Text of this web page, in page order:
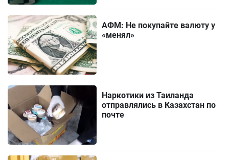
АФМ: Не покупайте валюту у
«менял»
Наркотики из Таиланда
отправлялись в Казахстан по
почте